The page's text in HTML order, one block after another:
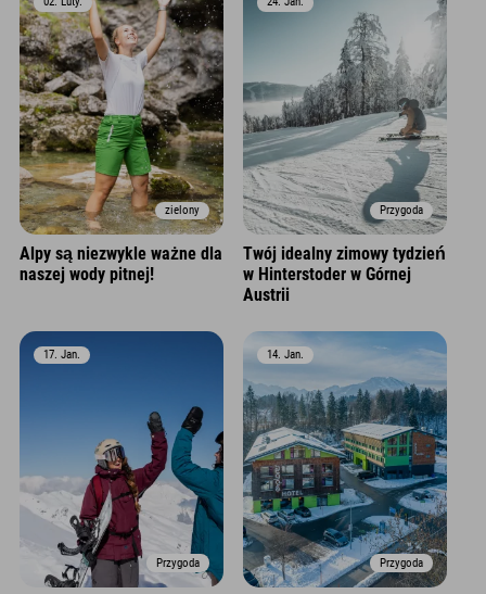
zielony
Alpy są niezwykle ważne dla
naszej wody pitnej!
Przygoda
Twój idealny zimowy tydzień
w Hinterstoder w Górnej
Austrii
Przygoda
17. Jan.
Przygoda
14. Jan.